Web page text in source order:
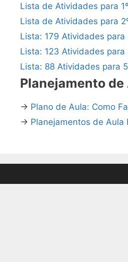
Lista de Atividades para
Lista de Atividades para
Lista: 179 Atividades para
Lista: 123 Atividades para
Lista: 88 Atividades para
Planejamento de
→ Plano de Aula: Como
→ Planejamentos de Aula